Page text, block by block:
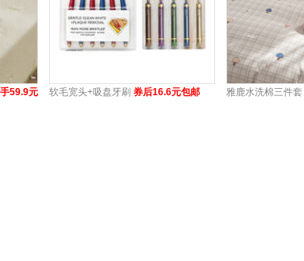
59.9元 软毛宽头+吸盘牙刷 券后16.6元包邮 雅鹿水洗棉三件套